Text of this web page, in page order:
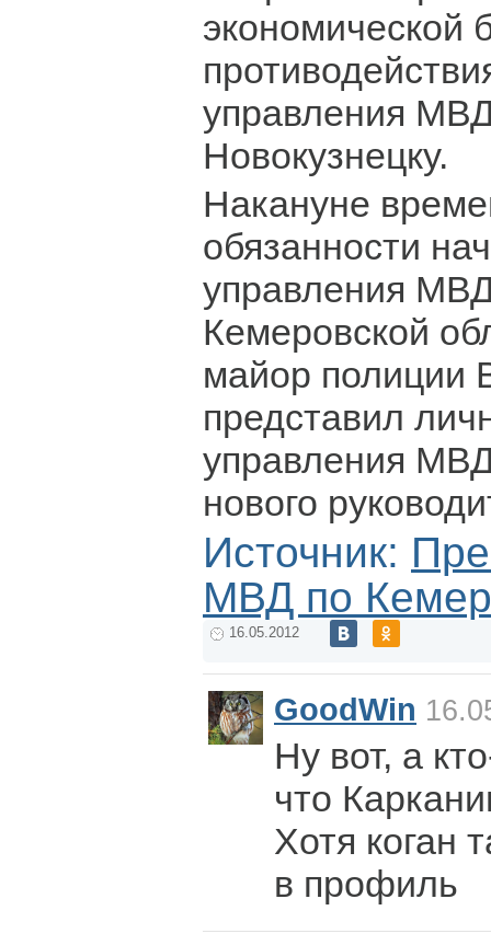
экономической
управления
Новокузнецку.
Накануне
обязанности
управления
Кемеровской
майор полиции
представил
управления
нового
Источник:
МВД по
16.05.2012
GoodWin
Ну вот, а
что
Хотя коган
в профиль